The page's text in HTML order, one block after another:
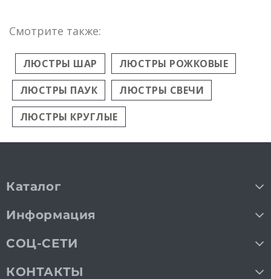
Смотрите также:
ЛЮСТРЫ ШАР
ЛЮСТРЫ РОЖКОВЫЕ
ЛЮСТРЫ ПАУК
ЛЮСТРЫ СВЕЧИ
ЛЮСТРЫ КРУГЛЫЕ
Каталог
Информация
СОЦ-СЕТИ
КОНТАКТЫ